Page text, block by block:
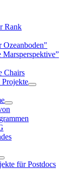
Rank
Ozeanboden"
Chairs
für Postdocs